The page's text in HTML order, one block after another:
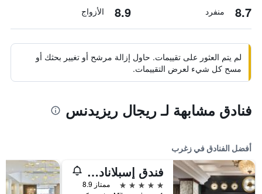
8.7 منفرد 8.9 الأزواج
لم يتم العثور على تقييمات. حاول إزالة مرشح أو تغيير بحثك أو
مسح كل شيء لعرض التقييمات.
فنادق مشابهة لـ ريجال ريزيدنس
أفضل الفنادق في زغرب
فندق إسبلاناده زغرب
5 نجوم
ممتاز 8.9